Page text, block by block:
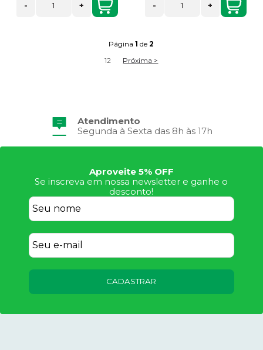
- + - +
Página1 de2
12 Próxima >
Atendimento
Segunda à Sexta das 8h às 17h
Frete Grátis
Consulte Regulamento
Aproveite 5% OFF
Se inscreva em nossa newsletter e ganhe o
desconto!
CADASTRAR